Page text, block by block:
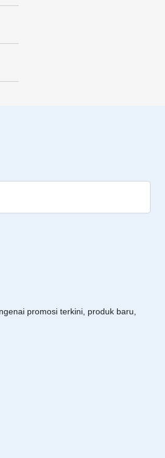
promosi terkini, produk baru,